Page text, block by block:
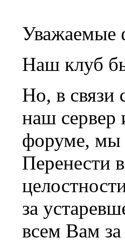
Уважаемые
Наш клуб
Но, в связи
наш
форуме, мы
Перенести
за
всем Вам